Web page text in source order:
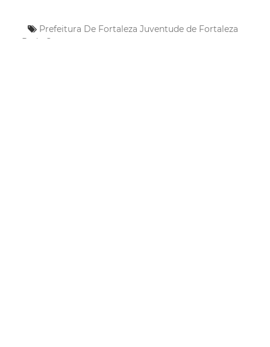
Prefeitura De Fortaleza Juventude de Fortaleza
Rede Cuca